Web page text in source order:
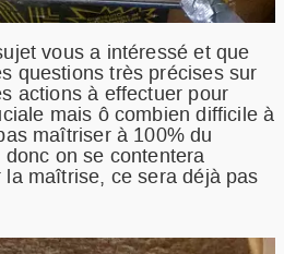
vous a intéressé et que
questions très précises sur
actions à effectuer pour
mais ô combien difficile à
maîtriser à 100% du
on se contentera
la maîtrise, ce sera déjà pas